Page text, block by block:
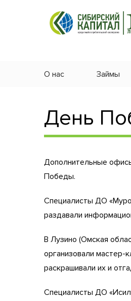
О нас Займы
День
Дополнительные
Победы.
Специалисты ДО
раздавали
В Лузино (Омская
организовали мастер-
раскрашивали их и
Специалисты ДО